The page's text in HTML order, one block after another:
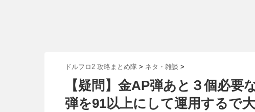
ドルフロ2 攻略まとめ隊 > ネタ・雑談 >
【疑問】金AP弾あと３個必
弾を91以上にして運用するで